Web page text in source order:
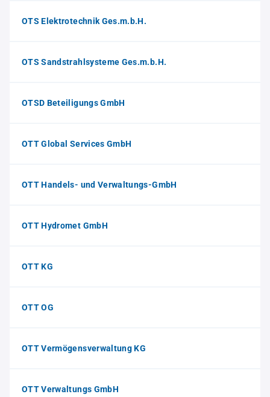
OTS Elektrotechnik Ges.m.b.H.
OTS Sandstrahlsysteme Ges.m.b.H.
OTSD Beteiligungs GmbH
OTT Global Services GmbH
OTT Handels- und Verwaltungs-GmbH
OTT Hydromet GmbH
OTT KG
OTT OG
OTT Vermögensverwaltung KG
OTT Verwaltungs GmbH